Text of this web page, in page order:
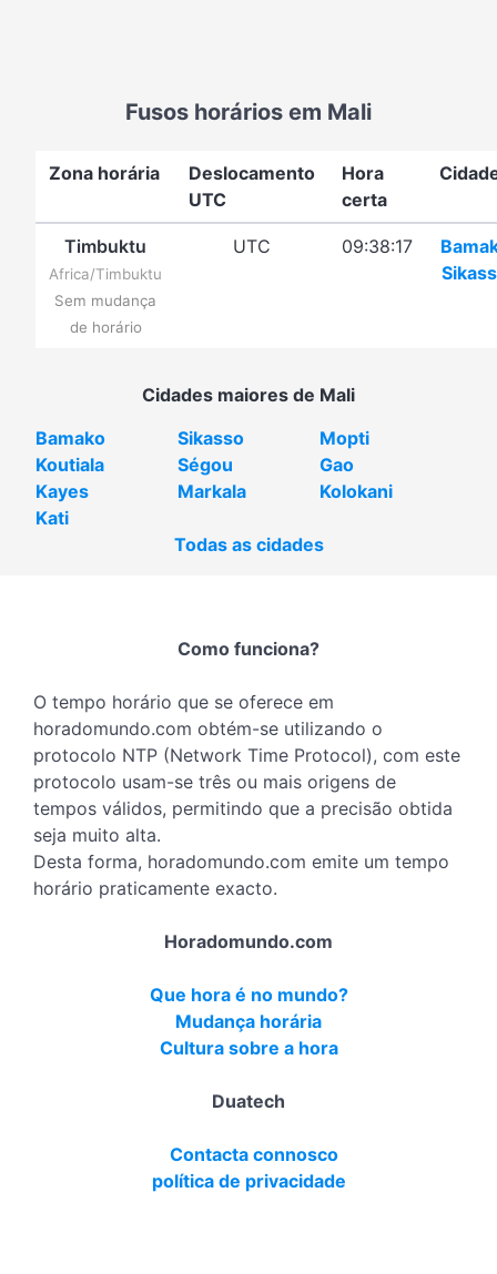
Fusos horários em Mali
Zona horária
Deslocamento
UTC
Hora
certa
Timbuktu
Africa/Timbuktu
Sem mudança
de horário
UTC 09:38:17
Cidades maiores de Mali
Bamako
Sikasso
Mopti
Koutiala
Ségou
Gao
Kayes
Markala
Kolokani
Kati
Todas as cidades
Como funciona?
O tempo horário que se oferece em
horadomundo.com obtém-se utilizando o
protocolo NTP (Network Time Protocol), com este
protocolo usam-se três ou mais origens de
tempos válidos, permitindo que a precisão obtida
seja muito alta.
Desta forma, horadomundo.com emite um tempo
horário praticamente exacto.
Horadomundo.com
Que hora é no mundo?
Mudança horária
Cultura sobre a hora
Duatech
Contacta connosco
política de privacidade